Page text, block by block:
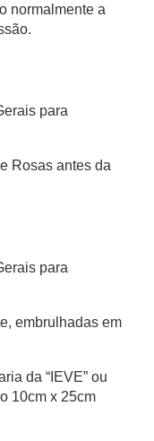
normalmente a
para
Rosas antes da
para
embrulhadas em
da “IEVE” ou
10cm x 25cm